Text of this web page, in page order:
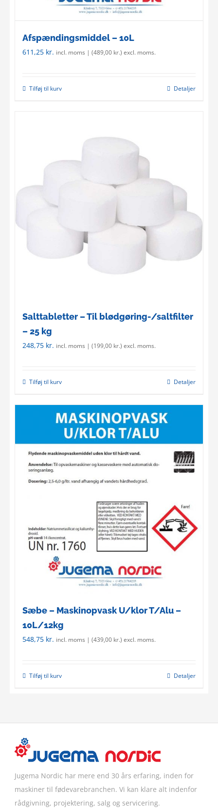
Afspændingsmiddel – 10L
611,25 kr. incl. moms | (489,00 kr.) excl. moms.
Tilføj til kurv Detaljer
Salttabletter – Til blødgøring-/saltfilter
– 25 kg
248,75 kr. incl. moms | (199,00 kr.) excl. moms.
Tilføj til kurv Detaljer
Sæbe – Maskinopvask U/klor T/Alu –
10L/12kg
548,75 kr. incl. moms | (439,00 kr.) excl. moms.
Tilføj til kurv Detaljer
Jugema Nordic har mere end 30 års erfaring, inden for
maskiner til fødevarebranchen. Vi kan klare alt indenfor
rådgivning, projektering, salg og servicering.